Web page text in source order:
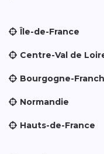
Île-de-France
Centre-Val de
Bourgogne-
Normandie
Hauts-de-France